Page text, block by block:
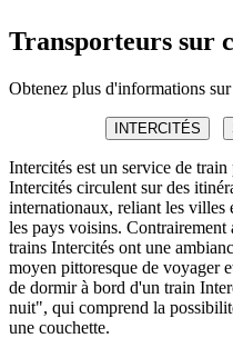
Transporteurs sur
Obtenez plus d'informations
INTERCITÉS
Intercités est un service de
Intercités circulent sur des
internationaux, reliant les villes
les pays voisins.
trains Intercités ont une
moyen pittoresque de voyager
de dormir à bord d'un train
nuit", qui comprend la
une couchette.